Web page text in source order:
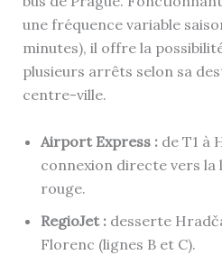
une fréquence variable
minutes), il offre la
plusieurs arrêts selon sa
centre-ville.
Airport Express :de T1 à
connexion directe vers la
rouge.
RegioJet :desserte
Florenc (lignes B et C).